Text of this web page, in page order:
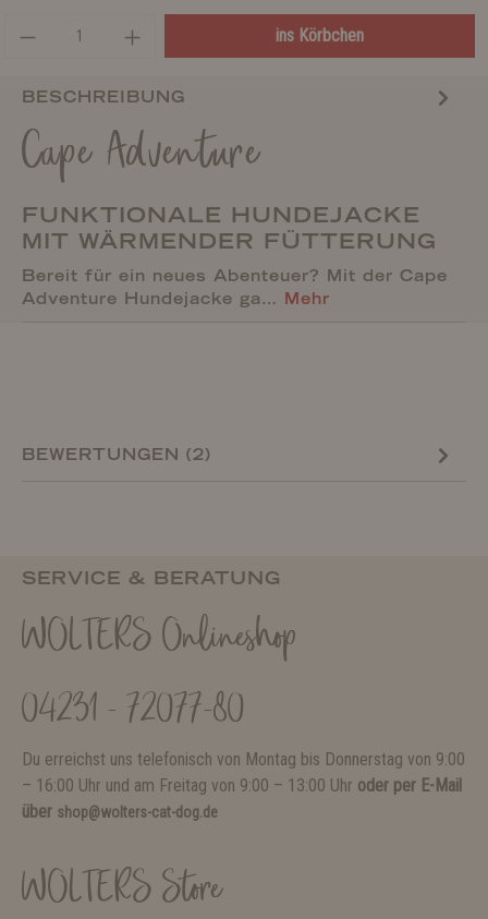
ins Körbchen
BESCHREIBUNG
Cape Adventure
FUNKTIONALE HUNDEJACKE
MIT WÄRMENDER FÜTTERUNG
Bereit für ein neues Abenteuer? Mit der Cape
Adventure Hundejacke ga… Mehr
BEWERTUNGEN (2)
SERVICE & BERATUNG
WOLTERS Onlineshop
04231 - 72077-80
Du erreichst uns telefonisch von Montag bis Donnerstag von 9:00
– 16:00 Uhr und am Freitag von 9:00 – 13:00 Uhr oder per E-Mail
über shop@wolters-cat-dog.de
WOLTERS Store